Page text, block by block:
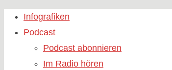
Skip
Infografiken
Podcast
Podcast abonnieren
Im Radio hören